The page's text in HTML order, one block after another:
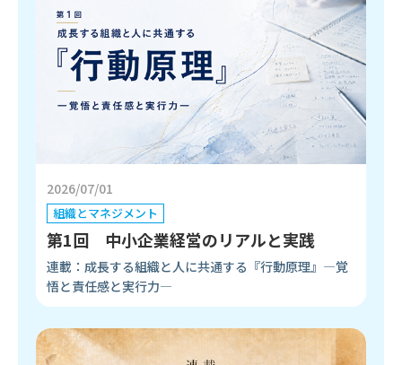
2026/07/01
組織とマネジメント
第1回 中小企業経営のリアルと実践
連載：成長する組織と人に共通する『行動原理』―覚
悟と責任感と実行力―